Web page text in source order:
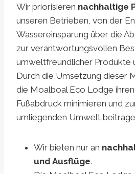
Wir priorisieren nachhaltige
unseren Betrieben, von der
Wassereinsparung über die
zur verantwortungsvollen
umweltfreundlicher Produkte
Durch die Umsetzung dieser
die Moalboal Eco Lodge
Fußabdruck minimieren und
umliegenden Umwelt
Wir bieten nur an
und Ausflüge.